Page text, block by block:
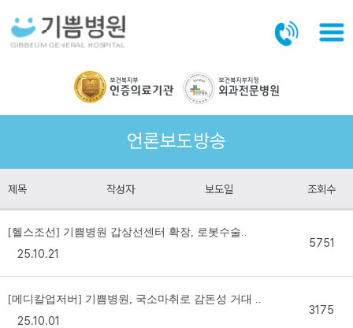
언론보도방송
제목 작성자 보도일 조회수
[헬스조선] 기쁨병원 갑상선센터 확장, 로봇수술..
25.10.21
5751
[메디칼업저버] 기쁨병원, 국소마취로 감돈성 거대 ..
25.10.01
3175